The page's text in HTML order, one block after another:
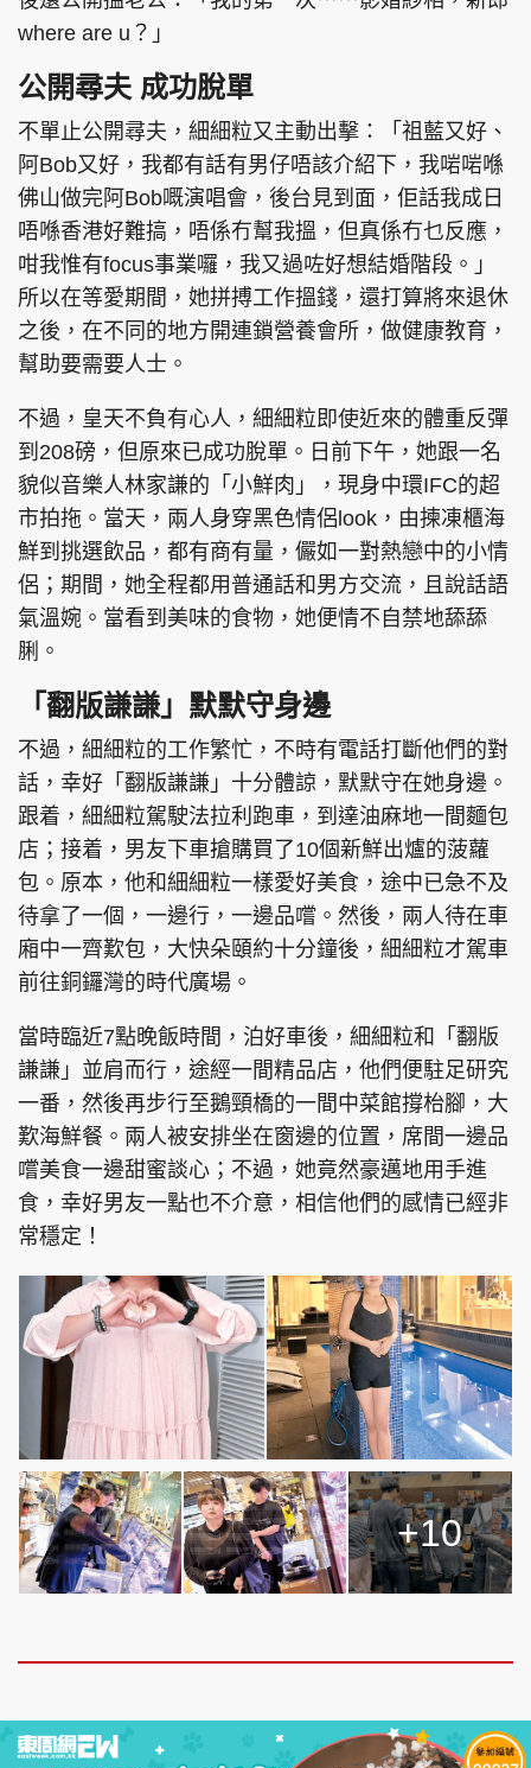
where are u？」
公開尋夫 成功脫單
不單止公開尋夫，細細粒又主動出擊：「祖藍又好、
阿Bob又好，我都有話有男仔唔該介紹下，我啱啱喺
佛山做完阿Bob嘅演唱會，後台見到面，佢話我成日
唔喺香港好難搞，唔係冇幫我搵，但真係冇乜反應，
咁我惟有focus事業囉，我又過咗好想結婚階段。」
所以在等愛期間，她拼搏工作搵錢，還打算將來退休
之後，在不同的地方開連鎖營養會所，做健康教育，
幫助要需要人士。
不過，皇天不負有心人，細細粒即使近來的體重反彈
到208磅，但原來已成功脫單。日前下午，她跟一名
貌似音樂人林家謙的「小鮮肉」，現身中環IFC的超
市拍拖。當天，兩人身穿黑色情侶look，由揀凍櫃海
鮮到挑選飲品，都有商有量，儼如一對熱戀中的小情
侶；期間，她全程都用普通話和男方交流，且說話語
氣溫婉。當看到美味的食物，她便情不自禁地舔舔
脷。
「翻版謙謙」默默守身邊
不過，細細粒的工作繁忙，不時有電話打斷他們的對
話，幸好「翻版謙謙」十分體諒，默默守在她身邊。
跟着，細細粒駕駛法拉利跑車，到達油麻地一間麵包
店；接着，男友下車搶購買了10個新鮮出爐的菠蘿
包。原本，他和細細粒一樣愛好美食，途中已急不及
待拿了一個，一邊行，一邊品嚐。然後，兩人待在車
廂中一齊歎包，大快朵頤約十分鐘後，細細粒才駕車
前往銅鑼灣的時代廣場。
當時臨近7點晚飯時間，泊好車後，細細粒和「翻版
謙謙」並肩而行，途經一間精品店，他們便駐足研究
一番，然後再步行至鵝頸橋的一間中菜館撐枱腳，大
歎海鮮餐。兩人被安排坐在窗邊的位置，席間一邊品
嚐美食一邊甜蜜談心；不過，她竟然豪邁地用手進
食，幸好男友一點也不介意，相信他們的感情已經非
常穩定！
+10